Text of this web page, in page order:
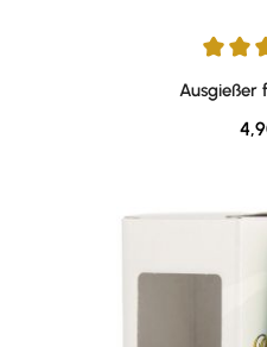
Durchschnittliche
Ausgießer